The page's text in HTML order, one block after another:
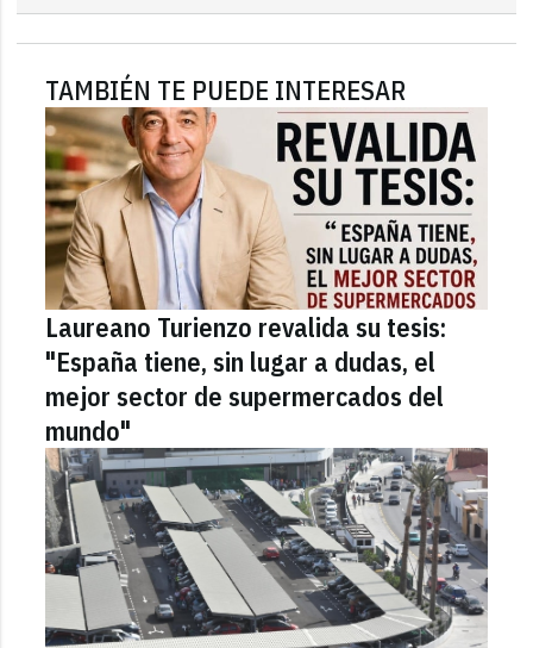
TAMBIÉN TE PUEDE INTERESAR
Laureano Turienzo revalida su tesis:
"España tiene, sin lugar a dudas, el
mejor sector de supermercados del
mundo"